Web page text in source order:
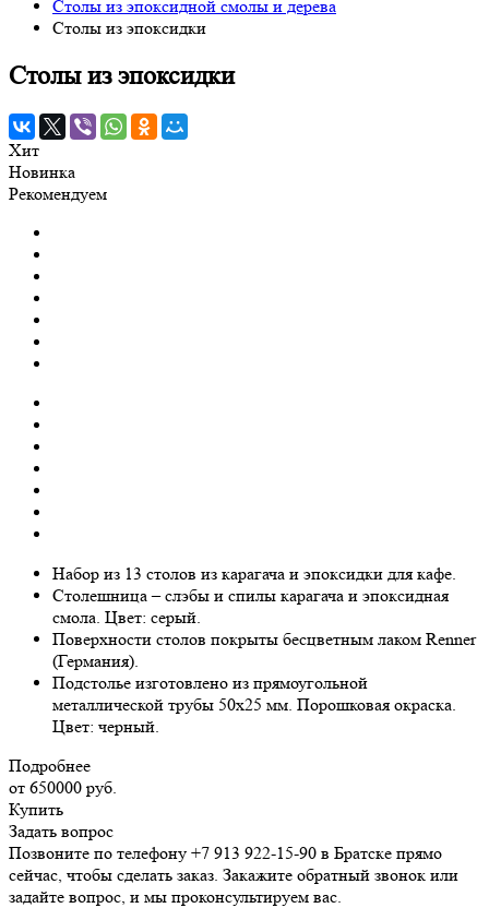
Столы из эпоксидной смолы и дерева
Столы из эпоксидки
Столы из эпоксидки
Хит
Новинка
Рекомендуем
Набор из 13 столов из карагача и эпоксидки для кафе.
Столешница – слэбы и спилы карагача и эпоксидная
смола. Цвет: серый.
Поверхности столов покрыты бесцветным лаком Renner
(Германия).
Подстолье изготовлено из прямоугольной
металлической трубы 50х25 мм. Порошковая окраска.
Цвет: черный.
Подробнее
от 650000 руб.
Купить
Задать вопрос
Позвоните по телефону +7 913 922-15-90 в Братске прямо
сейчас, чтобы сделать заказ. Закажите обратный звонок или
задайте вопрос, и мы проконсультируем вас.